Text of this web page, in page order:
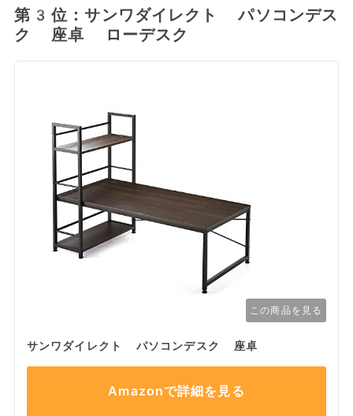
第3位：サンワダイレクト パソコンデス
ク 座卓 ローデスク
この商品を見る
サンワダイレクト パソコンデスク 座卓
Amazonで詳細を見る